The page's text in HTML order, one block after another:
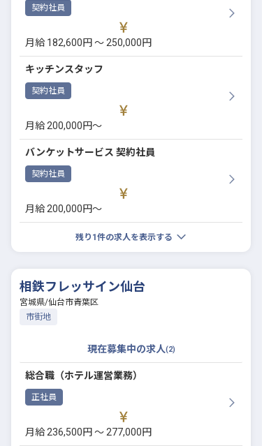
契約社員
月給 182,600円 〜 250,000円
契約社員
キッチンスタッフ
月給 200,000円〜
契約社員
バンケットサービス 契約社員
月給 200,000円〜
残り 1 件の求人を表示する
相鉄フレッサイン仙台
宮城県/仙台市青葉区
市街地
現在募集中の求人(2)
正社員
総合職（ホテル運営業務）
月給 236,500円 〜 277,000円